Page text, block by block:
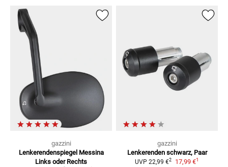
gazzini
Lenkerendenspiegel Messina
Links oder Rechts
gazzini
Lenkerenden schwarz, Paar
UVP 22,99 €2 17,99 €1